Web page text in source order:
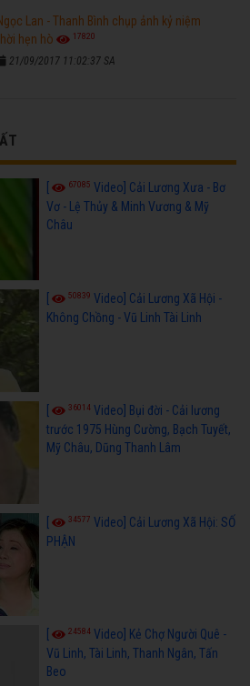
Lan - Thanh Bình chụp ảnh kỷ niệm
hẹn hò
17820
21/09/2017 11:02:37 SA
[ 67085 Video] Cải Lương Xưa - Bơ
Vơ - Lệ Thủy & Minh Vương & Mỹ
Châu
50839 Video] Cải Lương Xã Hội -
Không Chồng - Vũ Linh Tài Linh
36014 Video] Bụi đời - Cải lương
trước 1975 Hùng Cường, Bạch Tuyết,
Mỹ Châu, Dũng Thanh Lâm
34577 Video] Cải Lương Xã Hội: SỐ
PHẬN
24584 Video] Kẻ Chợ Người Quê -
Vũ Linh, Tài Linh, Thanh Ngân, Tấn
Beo